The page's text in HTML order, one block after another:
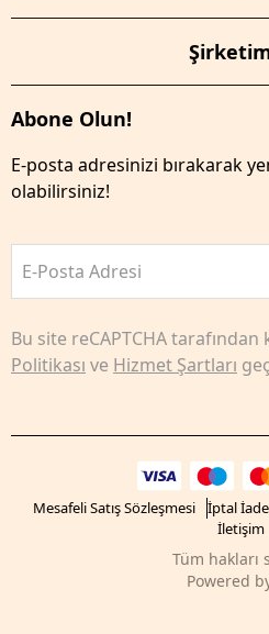
Abone Olun!
E-posta adresinizi bırakarak
olabilirsiniz!
E-Posta Adresi
Bu site reCAPTCHA
Politikası ve Hizmet Şartları
Mesafeli Satış Sözleşmesi İptal
İletişim
Tüm hakları
Powered